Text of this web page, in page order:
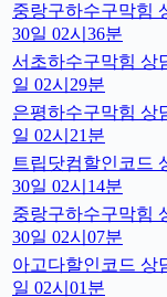
중랑구하수구막힘
30일 02시36분
서초하수구막힘 상
일 02시29분
은평하수구막힘 상
일 02시21분
트립닷컴할인코드
30일 02시14분
중랑구하수구막힘
30일 02시07분
아고다할인코드 상
일 02시01분